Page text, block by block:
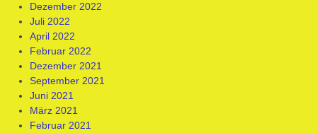
Dezember 2022
Juli 2022
April 2022
Februar 2022
Dezember 2021
September 2021
Juni 2021
März 2021
Februar 2021